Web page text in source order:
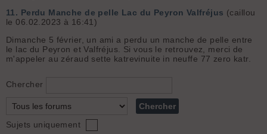
11. Perdu Manche de pelle Lac du Peyron Valfréjus (caillou
le 06.02.2023 à 16:41)
Dimanche 5 février, un ami a perdu un manche de pelle entre
le lac du Peyron et Valfréjus. Si vous le retrouvez, merci de
m'appeler au zéraud sette katrevinuite in neuffe 77 zero katr.
Chercher
Sujets uniquement